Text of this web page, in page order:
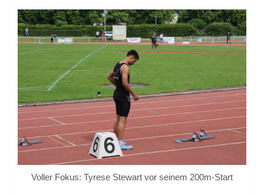
Voller Fokus: Tyrese Stewart vor seinem 200m-Start